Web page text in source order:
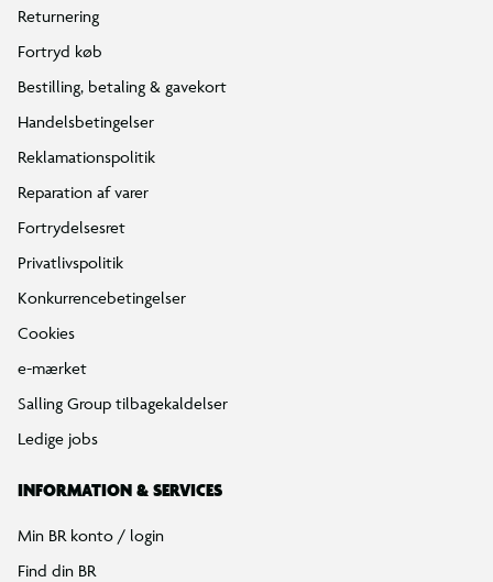
Returnering
Fortryd køb
Bestilling, betaling & gavekort
Handelsbetingelser
Reklamationspolitik
Reparation af varer
Fortrydelsesret
Privatlivspolitik
Konkurrencebetingelser
Cookies
e-mærket
Salling Group tilbagekaldelser
Ledige jobs
INFORMATION & SERVICES
Min BR konto / login
Find din BR